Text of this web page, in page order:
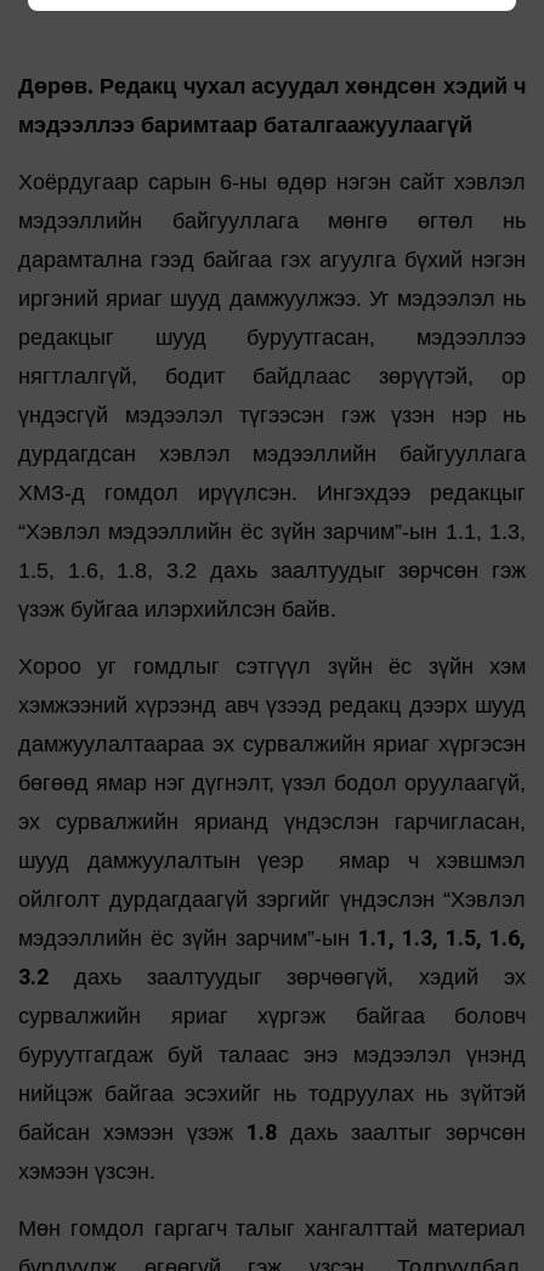
Дөрөв. Редакц чухал асуудал хөндсөн хэдий ч
мэдээллээ баримтаар баталгаажуулаагүй
Хоёрдугаар сарын 6-ны өдөр нэгэн сайт хэвлэл
мэдээллийн байгууллага мөнгө өгтөл нь
дарамтална гээд байгаа гэх агуулга бүхий нэгэн
иргэний яриаг шууд дамжуулжээ. Уг мэдээлэл нь
редакцыг шууд буруутгасан, мэдээллээ
нягтлалгүй, бодит байдлаас зөрүүтэй, ор
үндэсгүй мэдээлэл түгээсэн гэж үзэн нэр нь
дурдагдсан хэвлэл мэдээллийн байгууллага
ХМЗ-д гомдол ирүүлсэн. Ингэхдээ редакцыг
“Хэвлэл мэдээллийн ёс зүйн зарчим”-ын 1.1, 1.3,
1.5, 1.6, 1.8, 3.2 дахь заалтуудыг зөрчсөн гэж
үзэж буйгаа илэрхийлсэн байв.
Хороо уг гомдлыг сэтгүүл зүйн ёс зүйн хэм
хэмжээний хүрээнд авч үзээд редакц дээрх шууд
дамжуулалтаараа эх сурвалжийн яриаг хүргэсэн
бөгөөд ямар нэг дүгнэлт, үзэл бодол оруулаагүй,
эх сурвалжийн ярианд үндэслэн гарчигласан,
шууд дамжуулалтын үеэр ямар ч хэвшмэл
ойлголт дурдагдаагүй зэргийг үндэслэн “Хэвлэл
мэдээллийн ёс зүйн зарчим”-ын 1.1, 1.3, 1.5, 1.6,
3.2 дахь заалтуудыг зөрчөөгүй, хэдий эх
сурвалжийн яриаг хүргэж байгаа боловч
буруутгагдаж буй талаас энэ мэдээлэл үнэнд
нийцэж байгаа эсэхийг нь тодруулах нь зүйтэй
байсан хэмээн үзэж 1.8 дахь заалтыг зөрчсөн
хэмээн үзсэн.
Мөн гомдол гаргагч талыг хангалттай материал